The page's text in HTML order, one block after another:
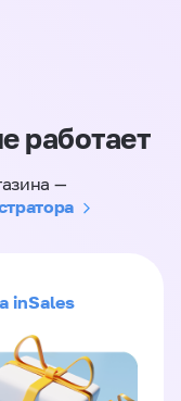
работает
—
inSales